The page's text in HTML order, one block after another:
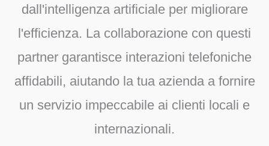
dall'intelligenza artificiale per migliorare
l'efficienza. La collaborazione con questi
partner garantisce interazioni telefoniche
affidabili, aiutando la tua azienda a fornire
un servizio impeccabile ai clienti locali e
internazionali.